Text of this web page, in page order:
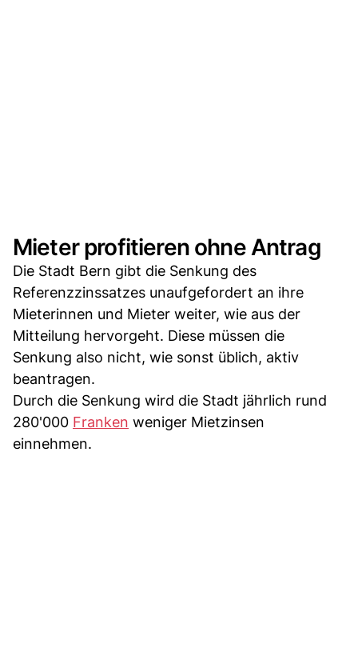
Mieter profitieren ohne Antrag
Die Stadt Bern gibt die Senkung des
Referenzzinssatzes unaufgefordert an ihre
Mieterinnen und Mieter weiter, wie aus der
Mitteilung hervorgeht. Diese müssen die
Senkung also nicht, wie sonst üblich, aktiv
beantragen.
Durch die Senkung wird die Stadt jährlich rund
280'000 Franken weniger Mietzinsen
einnehmen.